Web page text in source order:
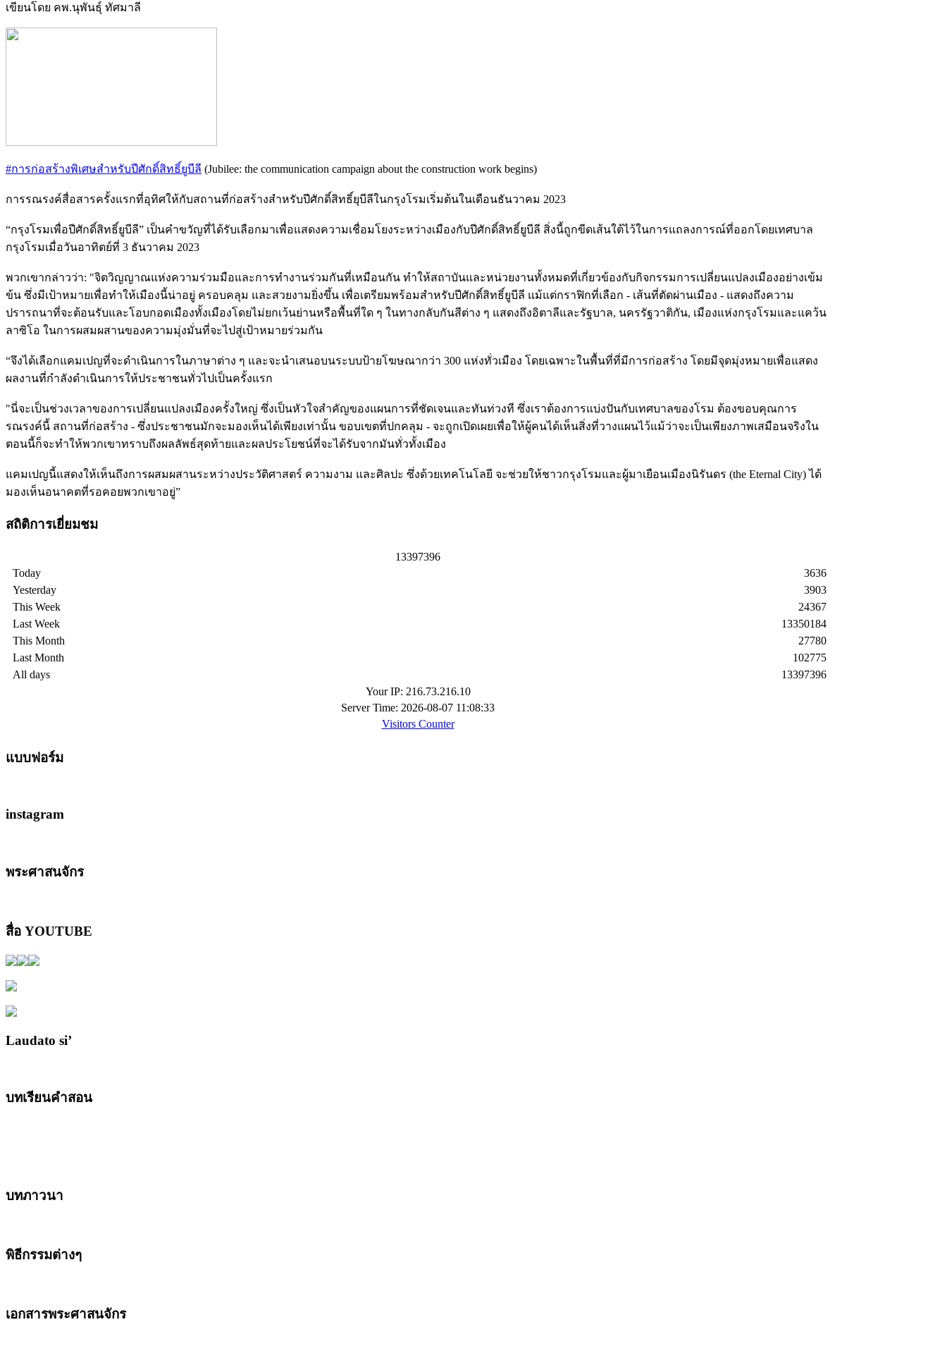
เขียนโดย คพ.นุพันธุ์ ทัศมาลี
#การก่อสร้างพิเศษสำหรับปีศักดิ์สิทธิ์ยูบีลี (Jubilee: the communication campaign about the construction work begins)
การรณรงค์สื่อสารครั้งแรกที่อุทิศให้กับสถานที่ก่อสร้างสำหรับปีศักดิ์สิทธิ์ยุบีลีในกรุงโรมเริ่มต้นในเดือนธันวาคม 2023
“กรุงโรมเพื่อปีศักดิ์สิทธิ์ยูบีลี” เป็นคำขวัญที่ได้รับเลือกมาเพื่อแสดงความเชื่อมโยงระหว่างเมืองกับปีศักดิ์สิทธิ์ยูบีลี สิ่งนี้ถูกขีดเส้นใต้ไว้ในการแถลงการณ์ที่ออกโดยเทศบาล
กรุงโรมเมื่อวันอาทิตย์ที่ 3 ธันวาคม 2023
พวกเขากล่าวว่า: "จิตวิญญาณแห่งความร่วมมือและการทำงานร่วมกันที่เหมือนกัน ทำให้สถาบันและหน่วยงานทั้งหมดที่เกี่ยวข้องกับกิจกรรมการเปลี่ยนแปลงเมืองอย่างเข้ม
ข้น ซึ่งมีเป้าหมายเพื่อทำให้เมืองนี้น่าอยู่ ครอบคลุม และสวยงามยิ่งขึ้น เพื่อเตรียมพร้อมสำหรับปีศักดิ์สิทธิ์ยูบีลี แม้แต่กราฟิกที่เลือก - เส้นที่ตัดผ่านเมือง - แสดงถึงความ
ปรารถนาที่จะต้อนรับและโอบกอดเมืองทั้งเมืองโดยไม่ยกเว้นย่านหรือพื้นที่ใด ๆ ในทางกลับกันสีต่าง ๆ แสดงถึงอิตาลีและรัฐบาล, นครรัฐวาติกัน, เมืองแห่งกรุงโรมและแคว้น
ลาซิโอ ในการผสมผสานของความมุ่งมั่นที่จะไปสู่เป้าหมายร่วมกัน
“จึงได้เลือกแคมเปญที่จะดำเนินการในภาษาต่าง ๆ และจะนำเสนอบนระบบป้ายโฆษณากว่า 300 แห่งทั่วเมือง โดยเฉพาะในพื้นที่ที่มีการก่อสร้าง โดยมีจุดมุ่งหมายเพื่อแสดง
ผลงานที่กำลังดำเนินการให้ประชาชนทั่วไปเป็นครั้งแรก
"นี่จะเป็นช่วงเวลาของการเปลี่ยนแปลงเมืองครั้งใหญ่ ซึ่งเป็นหัวใจสำคัญของแผนการที่ชัดเจนและทันท่วงที ซึ่งเราต้องการแบ่งปันกับเทศบาลของโรม ต้องขอบคุณการ
รณรงค์นี้ สถานที่ก่อสร้าง - ซึ่งประชาชนมักจะมองเห็นได้เพียงเท่านั้น ขอบเขตที่ปกคลุม - จะถูกเปิดเผยเพื่อให้ผู้คนได้เห็นสิ่งที่วางแผนไว้แม้ว่าจะเป็นเพียงภาพเสมือนจริงใน
ตอนนี้ก็จะทำให้พวกเขาทราบถึงผลลัพธ์สุดท้ายและผลประโยชน์ที่จะได้รับจากมันทั่วทั้งเมือง
แคมเปญนี้แสดงให้เห็นถึงการผสมผสานระหว่างประวัติศาสตร์ ความงาม และศิลปะ ซึ่งด้วยเทคโนโลยี จะช่วยให้ชาวกรุงโรมและผู้มาเยือนเมืองนิรันดร (the Eternal City) ได้
มองเห็นอนาคตที่รอคอยพวกเขาอยู่”
สถิติการเยี่ยมชม
13397396
Today
Yesterday
This Week
Last Week
This Month
Last Month
All days
3636
3903
24367
13350184
27780
102775
13397396
Your IP: 216.73.216.10
Server Time: 2026-08-07 11:08:33
Visitors Counter
แบบฟอร์ม
instagram
พระศาสนจักร
สื่อ YOUTUBE
Laudato si’
บทเรียนคำสอน
บทภาวนา
พิธีกรรมต่างๆ
เอกสารพระศาสนจักร